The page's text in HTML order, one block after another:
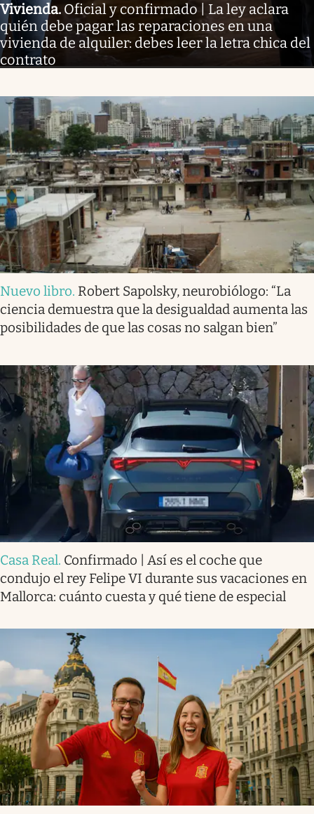
Vivienda. Oficial y confirmado | La ley aclara
quién debe pagar las reparaciones en una
vivienda de alquiler: debes leer la letra chica del
contrato
Nuevo libro. Robert Sapolsky, neurobiólogo: “La
ciencia demuestra que la desigualdad aumenta las
posibilidades de que las cosas no salgan bien”
Casa Real. Confirmado | Así es el coche que
condujo el rey Felipe VI durante sus vacaciones en
Mallorca: cuánto cuesta y qué tiene de especial